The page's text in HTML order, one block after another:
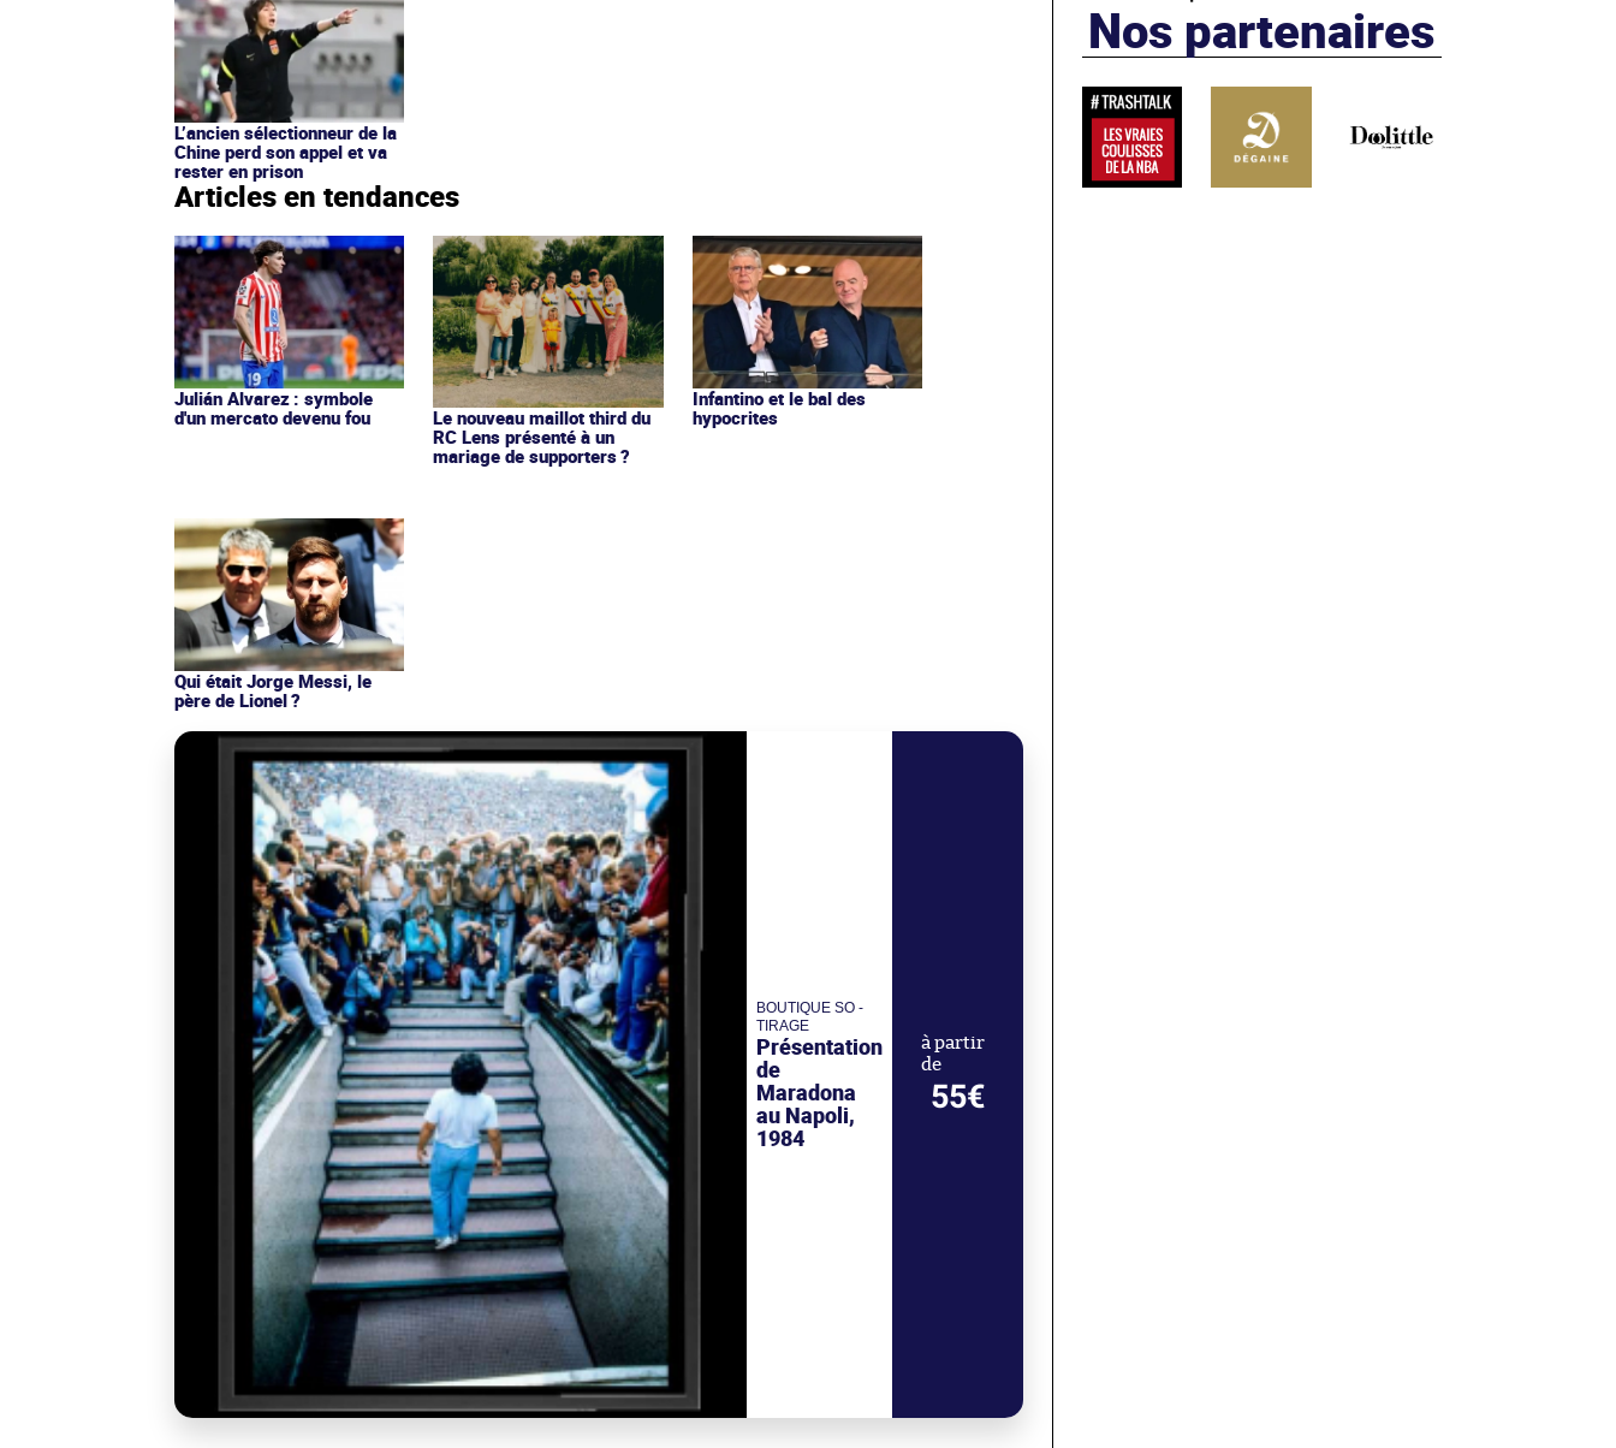
L’ancien sélectionneur de la
Chine perd son appel et va
rester en prison
Articles en tendances
Julián Alvarez : symbole
d'un mercato devenu fou
Le nouveau maillot third du
RC Lens présenté à un
mariage de supporters ?
Infantino et le bal des
hypocrites
Qui était Jorge Messi, le
père de Lionel ?
BOUTIQUE SO -
TIRAGE
Présentation
de
Maradona
au Napoli,
1984
à partir
de
55€
Nos partenaires